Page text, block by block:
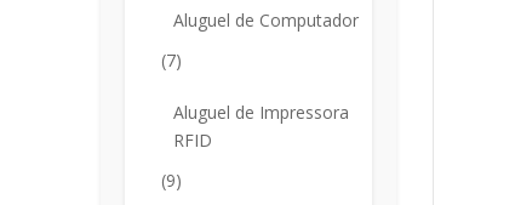
Aluguel de Computador
(7)
Aluguel de Impressora
RFID
(9)